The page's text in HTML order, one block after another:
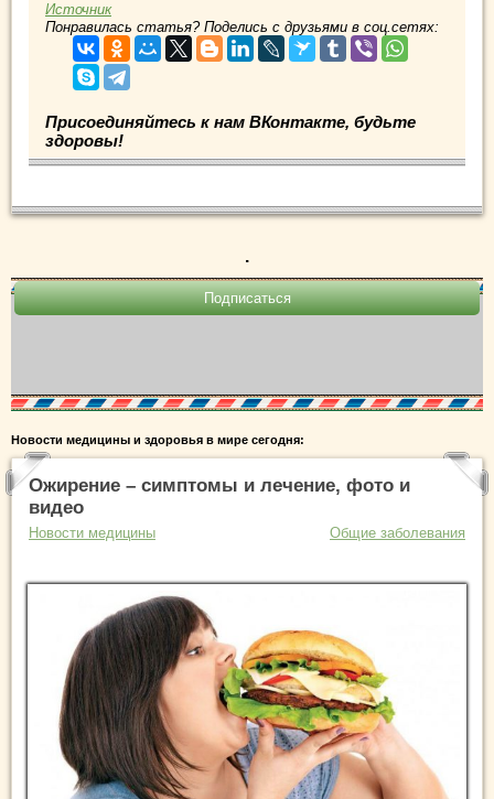
Источник
Понравилась статья? Поделись с друзьями в соц.сетях:
Присоединяйтесь к нам ВКонтакте, будьте
здоровы!
.
Новости медицины и здоровья в мире сегодня:
Ожирение – симптомы и лечение, фото и
видео
Новости медицины Общие заболевания